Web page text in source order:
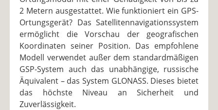
2 Metern ausgestattet. Wie funktioniert ein GPS-
Ortungsgerät? Das Satellitennavigationssystem
ermöglicht die Vorschau der geografischen
Koordinaten seiner Position. Das empfohlene
Modell verwendet außer dem standardmäßigen
GSP-System auch das unabhängige, russische
Äquivalent – das System GLONASS. Dieses bietet
das höchste Niveau an Sicherheit und
Zuverlässigkeit.